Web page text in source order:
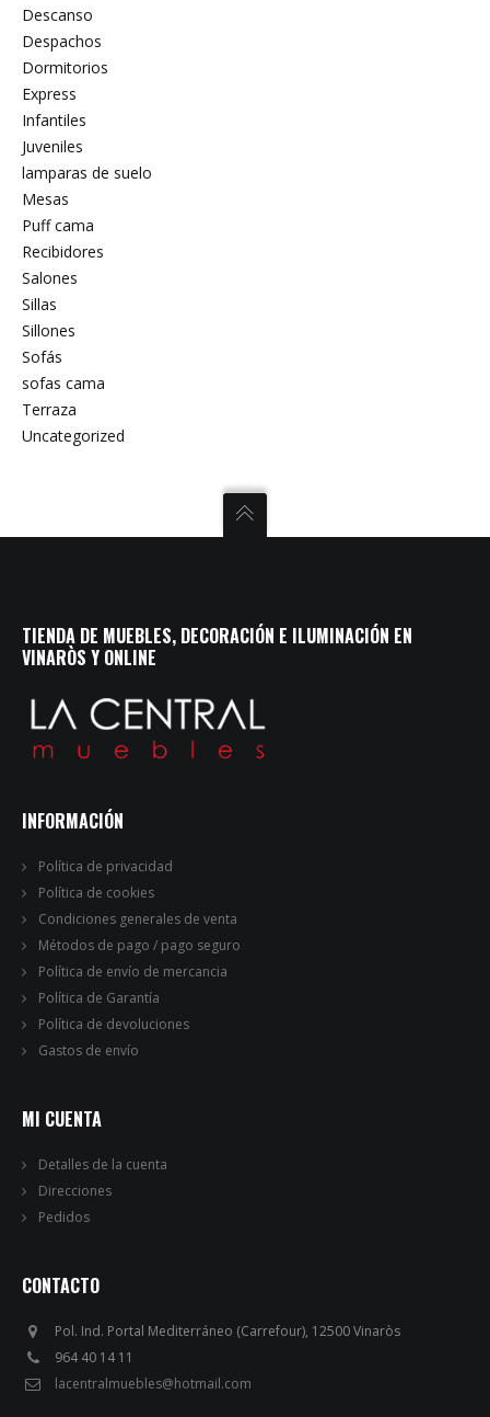
Descanso
Despachos
Dormitorios
Express
Infantiles
Juveniles
lamparas de suelo
Mesas
Puff cama
Recibidores
Salones
Sillas
Sillones
Sofás
sofas cama
Terraza
Uncategorized
TIENDA DE MUEBLES, DECORACIÓN E ILUMINACIÓN EN
VINARÒS Y ONLINE
INFORMACIÓN
Política de privacidad
Política de cookies
Condiciones generales de venta
Métodos de pago / pago seguro
Política de envío de mercancia
Política de Garantía
Política de devoluciones
Gastos de envío
MI CUENTA
Detalles de la cuenta
Direcciones
Pedidos
CONTACTO
Pol. Ind. Portal Mediterráneo (Carrefour), 12500 Vinaròs
964 40 14 11
lacentralmuebles@hotmail.com